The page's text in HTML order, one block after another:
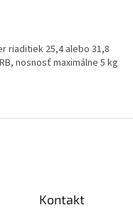
riaditiek 25,4 alebo 31,8
nosnosť maximálne 5 kg
Kontakt